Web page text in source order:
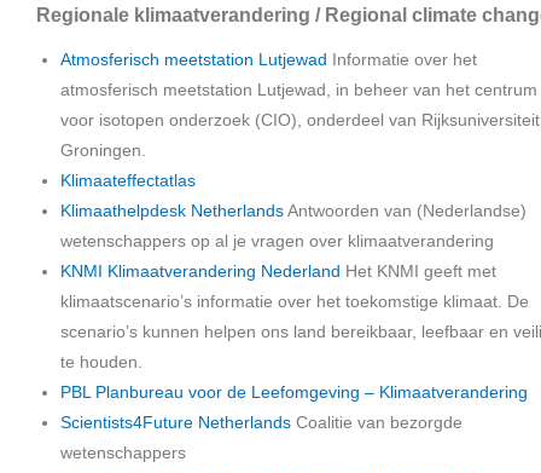
Regionale klimaatverandering / Regional climate
Atmosferisch meetstation Lutjewad
Informatie over het
atmosferisch meetstation Lutjewad, in beheer van het centrum
voor isotopen onderzoek (CIO), onderdeel van Rijksuniversiteit
Groningen.
Klimaateffectatlas
Klimaathelpdesk Netherlands Antwoorden van (Nederlandse)
wetenschappers op al je vragen over klimaatverandering
KNMI Klimaatverandering Nederland Het KNMI geeft met
klimaatscenario’s informatie over het toekomstige klimaat. De
scenario’s kunnen helpen ons land bereikbaar, leefbaar en
te houden.
PBL Planbureau voor de Leefomgeving – Klimaatverandering
Scientists4Future Netherlands Coalitie van bezorgde
wetenschappers